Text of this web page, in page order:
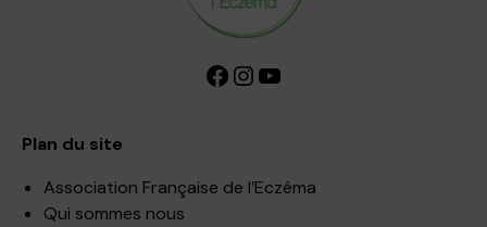
Facebook InstagramYouTube
Plan du site
Association Française de l’Eczéma
Qui sommes nous